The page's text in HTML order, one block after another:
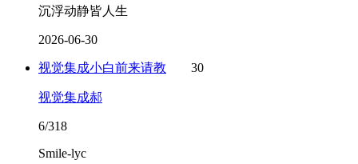
沉浮动静皆人生
2026-06-30
视觉集成小白前来请教 30
视觉集成郝
6/318
Smile-lyc